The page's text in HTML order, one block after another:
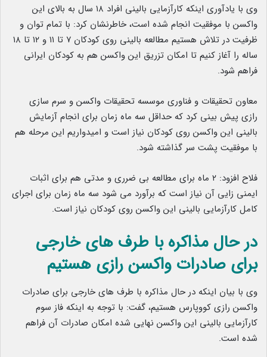
وی با یادآوری اینکه کارآزمایی بالینی افراد ۱۸ سال به بالای این
واکسن با موفقیت انجام شده است، خاطرنشان کرد: با تمام توان و
ظرفیت در تلاش هستیم مطالعه بالینی روی کودکان ۷ تا ۱۱ و ۱۲ تا ۱۸
ساله را آغاز کنیم تا امکان تزریق این واکسن هم به کودکان ایرانی
فراهم شود.
معاون تحقیقات و فناوری موسسه تحقیقات واکسن و سرم سازی
رازی پیش بینی کرد که حداقل سه ماه زمان برای انجام آزمایش
بالینی این واکسن روی کودکان نیاز است و امیدواریم این مرحله هم
با موفقیت پشت سر گذاشته شود.
فلاح افزود: ۲ ماه برای مطالعه بی ضرری و مدتی هم برای اثبات
ایمنی زایی آن نیاز است که برآورد می شود سه ماه زمان برای اجرای
کامل کارآزمایی بالینی این واکسن روی کودکان نیاز است.
در حال مذاکره با طرف های خارجی
برای صادرات واکسن رازی هستیم
وی با بیان اینکه در حال مذاکره با طرف های خارجی برای صادرات
واکسن رازی کووپارس هستیم، گفت: با توجه به اینکه فاز سوم
کارآزمایی بالینی این واکسن نهایی شده امکان صادرات آن فراهم
شده است.